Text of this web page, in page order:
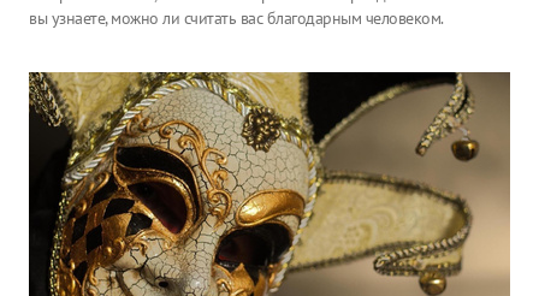
вы узнаете, можно ли считать вас благодарным человеком.